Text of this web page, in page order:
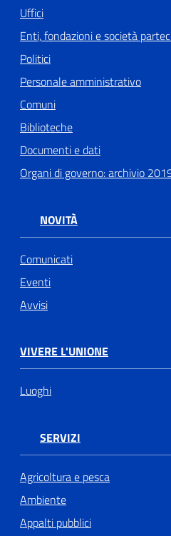
Uffici
Enti, fondazioni e società
Politici
Personale amministrativo
Comuni
Biblioteche
Documenti e dati
Organi di governo: archivio
NOVITÀ
Comunicati
Eventi
Avvisi
VIVERE L'UNIONE
Luoghi
SERVIZI
Agricoltura e pesca
Ambiente
Appalti pubblici